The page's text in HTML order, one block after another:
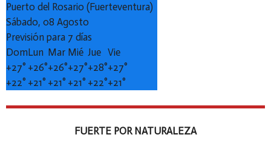
Puerto del Rosario (Fuerteventura)
Sábado, 08 Agosto
Previsión para 7 días
DomLun Mar Mié Jue Vie
+27° +26°+26°+27°+28°+27°
+22° +21° +21° +21° +22°+21°
FUERTE POR NATURALEZA